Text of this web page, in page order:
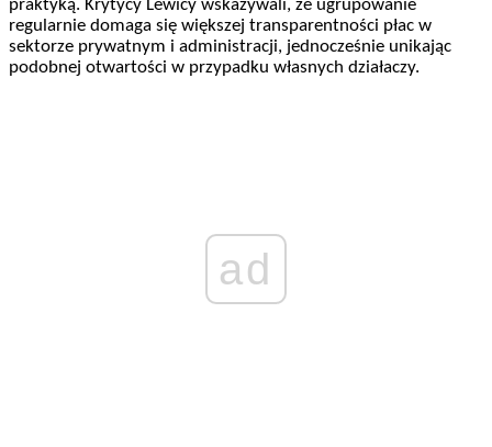
praktyką. Krytycy Lewicy wskazywali, że ugrupowanie
regularnie domaga się większej transparentności płac w
sektorze prywatnym i administracji, jednocześnie unikając
podobnej otwartości w przypadku własnych działaczy.
ad